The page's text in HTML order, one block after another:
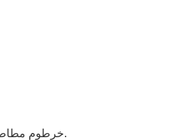
2، خرطوم مطاطي التوسع والانكماش مع الضغط الداخلي، يرجى التأكد من المطاط خرطوم أطول قليلا من طول المطلوب.